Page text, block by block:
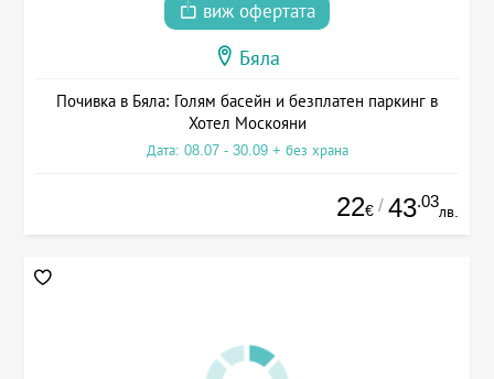
виж офертата
Бяла
Почивка в Бяла: Голям басейн и безплатен паркинг в
Хотел Москояни
Дата: 08.07 - 30.09 + без храна
22€ / 43.03
лв.